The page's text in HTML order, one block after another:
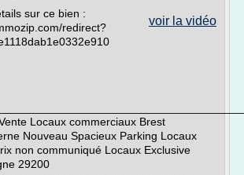
voir la vidéo
sur ce bien :
redirect?
Locaux commerciaux Brest
Nouveau Spacieux Parking Locaux
non communiqué Locaux Exclusive
29200